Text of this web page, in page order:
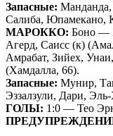
Запасные: Манданда,
Салиба, Юпамекано,
МАРОККО: Боно —
Агерд, Саисс (к)
Амрабат, Зийех,
(Хамдалла, 66).
Запасные: Мунир,
Эззалзули, Дари,
ГОЛЫ: 1:0 — Тео